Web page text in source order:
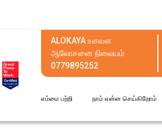
ALOKAYA உளவள
ஆலோசனை நிலையம்
0779895252
எம்மை பற்றி நாம் என்ன செய்கிறோம்